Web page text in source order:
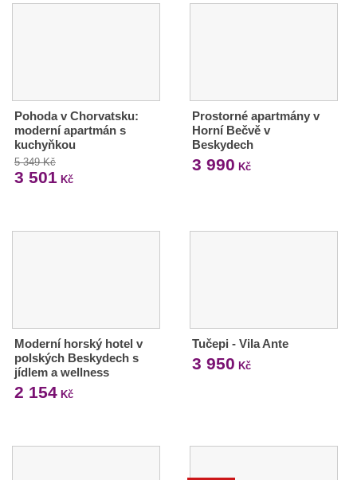
Pohoda v Chorvatsku:
moderní apartmán s
kuchyňkou
5 349 Kč
3 501 Kč
Prostorné apartmány v
Horní Bečvě v
Beskydech
3 990 Kč
Moderní horský hotel v
polských Beskydech s
jídlem a wellness
2 154 Kč
Tučepi - Vila Ante
3 950 Kč